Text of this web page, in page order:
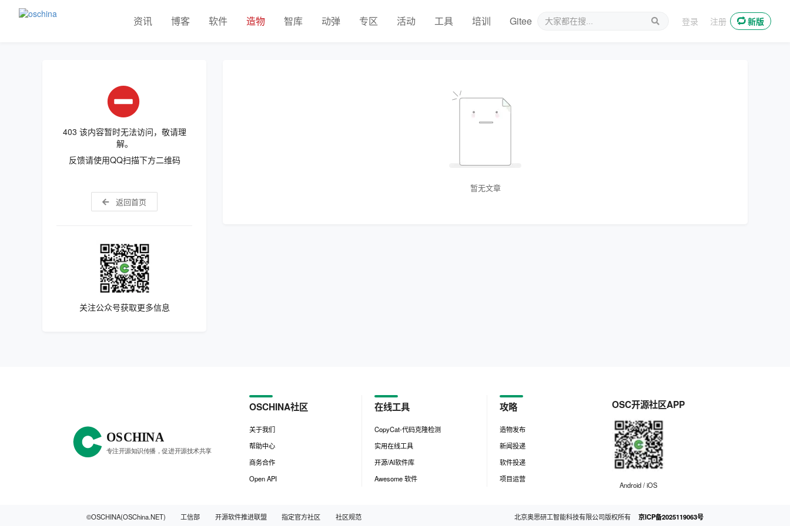
资讯 博客 软件 造物 智库 动弹 专区 活动 工具 培训 Gitee 新媒体 登录 注册 新版
403 该内容暂时无法访问，敬请理
解。
反馈请使用QQ扫描下方二维码
返回首页
关注公众号获取更多信息
暂无文章
OSCHINA社区
关于我们
帮助中心
商务合作
Open API
在线工具
CopyCat-代码克隆检测
实用在线工具
开源/AI软件库
Awesome 软件
攻略
造物发布
新闻投递
软件投递
项目运营
OSC开源社区APP
Android / iOS
©OSCHINA(OSChina.NET) 工信部 开源软件推进联盟 指定官方社区 社区规范 北京奥思研工智能科技有限公司版权所有 京ICP备2025119063号